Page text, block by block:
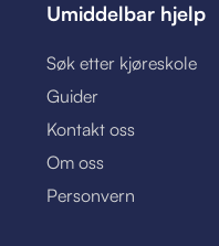
Umiddelbar hjelp
Søk etter kjøreskole
Guider
Kontakt oss
Om oss
Personvern